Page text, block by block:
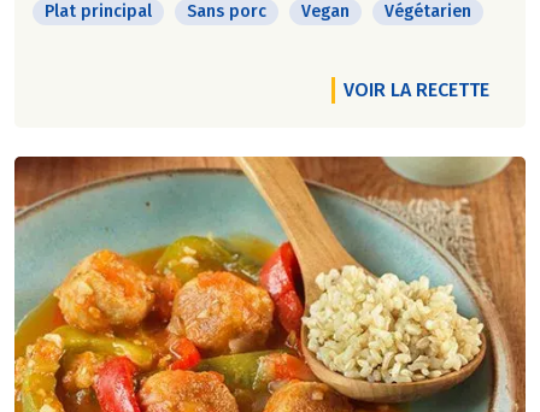
Plat principal Sans porc Vegan Végétarien
VOIR LA RECETTE